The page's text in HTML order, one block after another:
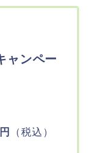
ンペー
（税込）